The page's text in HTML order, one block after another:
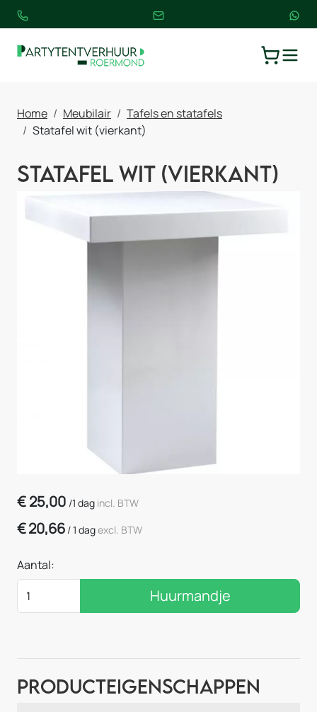
Home Meubilair
Tafels en statafels
Statafel wit (vierkant)
Statafel wit (vierkant)
€25,00 /1 dag incl. BTW
€20,66 /1 dagexcl. BTW
Aantal:
Huurmandje
Producteigenschappen